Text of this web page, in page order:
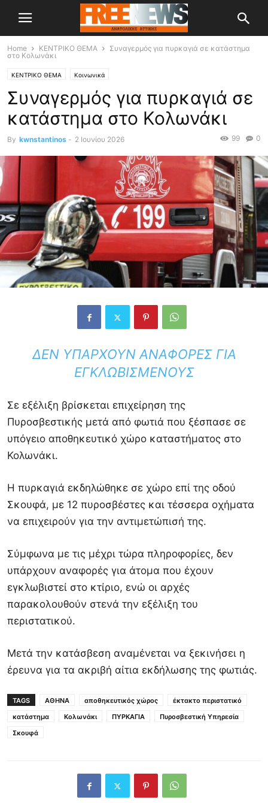
Home ΚΕΝΤΡΙΚΟ ΘΕΜΑ
Συναγερμός για πυρκαγιά σε κατάστημα
στο Κολωνάκι
ΚΕΝΤΡΙΚΟ ΘΕΜΑ Κοινωνικά
Συναγερμός για πυρκαγιά σε
κατάστημα στο Κολωνάκι
By kwnstantinos - 2 Ιουνίου 2026 0
99
ΔΕΝ ΥΠΆΡΧΟΥΝ ΑΝΑΦΟΡΈΣ ΓΙΑ
ΕΓΚΛΩΒΙΣΜΈΝΟΥΣ
Σε εξέλιξη βρίσκεται επιχείρηση της
Πυροσβεστικής μετά από φωτιά που ξέσπασε σε
υπόγειο αποθηκευτικό χώρο καταστήματος στο
Κολωνάκι.
Η πυρκαγιά εκδηλώθηκε σε χώρο επί της οδού
Σκουφά, με 12 πυροσβέστες και τέσσερα οχήματα
να επιχειρούν για την αντιμετώπισή της.
Σύμφωνα με τις μέχρι τώρα πληροφορίες, δεν
υπάρχουν αναφορές για άτομα που έχουν
εγκλωβιστεί στο κτίριο, ενώ οι αρχές
παρακολουθούν στενά την εξέλιξη του
περιστατικού.
Μετά την κατάσβεση αναμένεται να ξεκινήσει η
έρευνα για τα ακριβή αίτια εκδήλωσης της φωτιάς.
TAGS ΑΘΗΝΑ αποθηκευτικός χώρος
έκτακτο περιστατικό
κατάστημα
Κολωνάκι ΠΥΡΚΑΓΙΑ
Πυροσβεστική Υπηρεσία
Σκουφά